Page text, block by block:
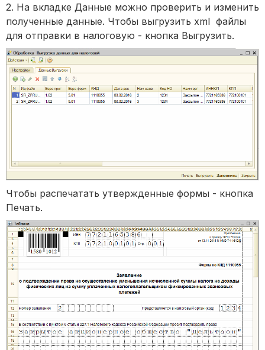
2. На вкладке Данные можно проверить и изменить
полученные данные. Чтобы выгрузить xml файлы
для отправки в налоговую - кнопка Выгрузить.
Чтобы распечатать утвержденные формы - кнопка
Печать.